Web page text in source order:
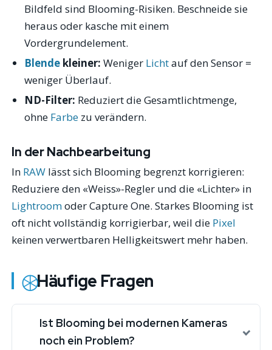
Bildfeld sind Blooming-Risiken. Beschneide sie
heraus oder kasche mit einem
Vordergrundelement.
Blendekleiner: Weniger Lichtauf den Sensor =
weniger Überlauf.
ND-Filter: Reduziert die Gesamtlichtmenge,
ohne Farbezu verändern.
In der Nachbearbeitung
In RAW lässt sich Blooming begrenzt korrigieren:
Reduziere den «Weiss»-Regler und die «Lichter» in
Lightroomoder Capture One. Starkes Blooming ist
oft nicht vollständig korrigierbar, weil die Pixel
keinen verwertbaren Helligkeitswert mehr haben.
Häufige Fragen
Ist Blooming bei modernen Kameras
noch ein Problem?